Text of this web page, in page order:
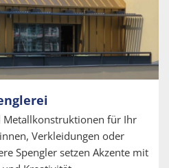
Metallkonstruktionen für Ihr
Verkleidungen oder
Spengler setzen Akzente mit